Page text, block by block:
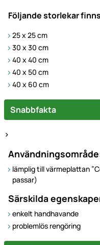
Följande storlekar
25 x 25 cm
30 x 30 cm
40 x 40 cm
40 x 50 cm
40 x 60 cm
Snabbfakta
>
lämplig till värmeplattan
passar)
Särskilda
enkelt handhavande
problemlös rengöring